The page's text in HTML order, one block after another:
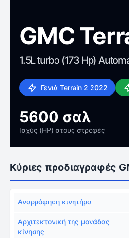
GMC
1.5L turbo (173 Hp)
Γενιά Terrain 2 2022
5600 σαλ
Ισχύς (HP) στους στροφές
Κύριες προδιαγραφές
Αναρρόφηση κινητήρα
Αρχιτεκτονική της μονάδας
κίνησης